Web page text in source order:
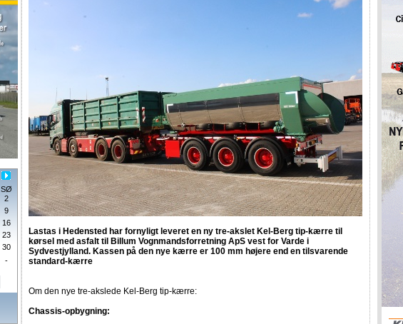
SØ
2
9
16
23
30
-
Lastas i Hedensted har fornyligt leveret en ny tre-akslet Kel-Berg tip-kærre til
kørsel med asfalt til Billum Vognmandsforretning ApS vest for Varde i
Sydvestjylland. Kassen på den nye kærre er 100 mm højere end en tilsvarende
standard-kærre
Om den nye tre-akslede Kel-Berg tip-kærre:
Chassis-opbygning: